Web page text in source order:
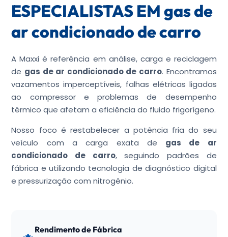
ESPECIALISTAS EM gas de
ar condicionado de carro
A Maxxi é referência em análise, carga e reciclagem
de gas de ar condicionado de carro. Encontramos
vazamentos imperceptíveis, falhas elétricas ligadas
ao compressor e problemas de desempenho
térmico que afetam a eficiência do fluido frigorígeno.
Nosso foco é restabelecer a potência fria do seu
veículo com a carga exata de gas de ar
condicionado de carro, seguindo padrões de
fábrica e utilizando tecnologia de diagnóstico digital
e pressurização com nitrogênio.
Rendimento de Fábrica